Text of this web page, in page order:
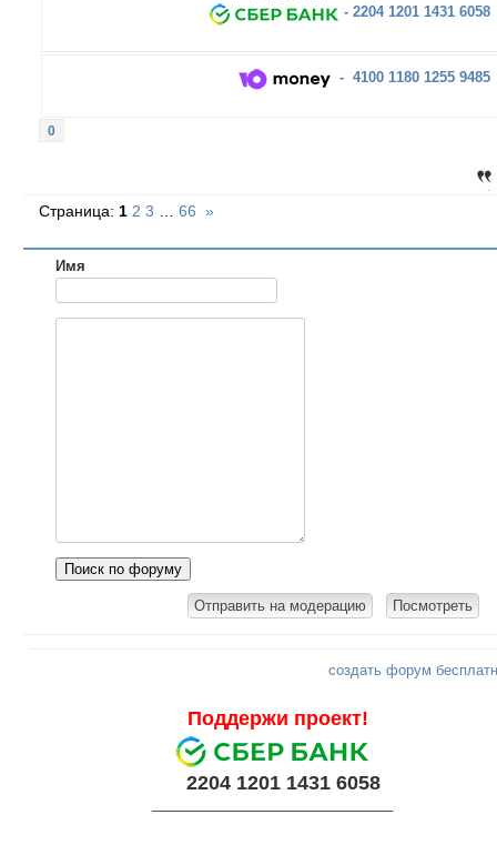
- 2204 1201 1431 6058
- 4100 1180 1255 9485
0
Страница: 1 2 3 66 »
Имя
создать форум
Поддержи проект!
2204 1201 1431 6058